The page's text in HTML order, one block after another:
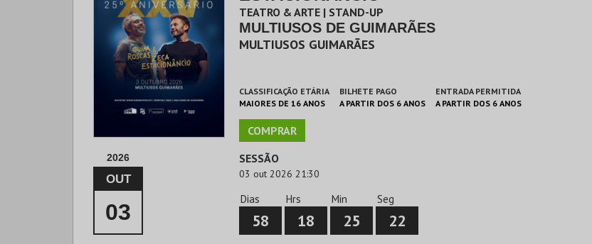
TEATRO & ARTE | STAND-UP
MULTIUSOS DE GUIMARÃES
MULTIUSOS GUIMARÃES
CLASSIFICAÇÃO ETÁRIA
MAIORES DE 16 ANOS
BILHETE PAGO
A PARTIR DOS 6 ANOS
ENTRADA PERMITIDA
A PARTIR DOS 6 ANOS
COMPRAR
2026
OUT
03
SESSÃO
03 out 2026 21:30
Dias
58
Hrs
18
Min
25
Seg
21